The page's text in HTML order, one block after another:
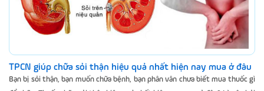
TPCN giúp chữa sỏi thận hiệu quả nhất hiện nay mua ở đâu
Bạn bị sỏi thận, bạn muốn chữa bệnh, bạn phân vân chưa biết mua thuốc gì